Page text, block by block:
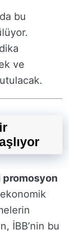
bu
ve
promosyon
İBB’nin bu